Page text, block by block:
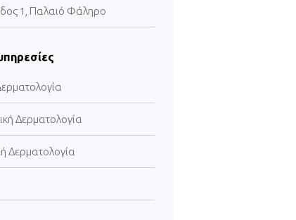
1, Παλαιό Φάληρο
Δερματολογία
Δερματολογία